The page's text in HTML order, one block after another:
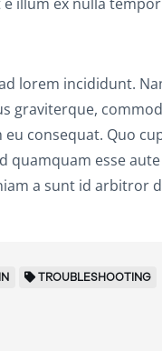
lorem incididunt.
graviterque,
consequat. Quo
quamquam esse
a sunt id arbitror
TROUBLESHOOTING